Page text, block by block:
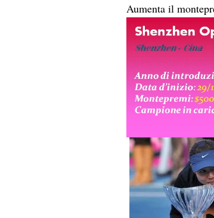
Aumenta il